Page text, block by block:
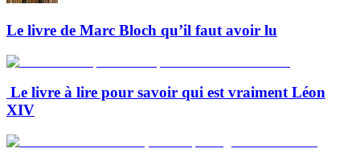
Le livre de Marc Bloch qu’il faut avoir lu
Le livre à lire pour savoir qui est vraiment Léon
XIV